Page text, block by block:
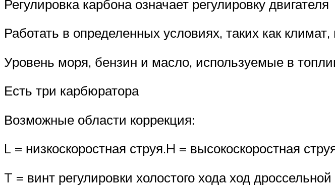
Регулировка карбона означает регулировку двигателя
Работать в определенных условиях, таких как
Уровень моря, бензин и масло, используемые в
Есть три карбюратора
Возможные области коррекция:
L = низкоскоростная струя.H = высокоскоростная
T = винт регулировки холостого хода ход дроссельной